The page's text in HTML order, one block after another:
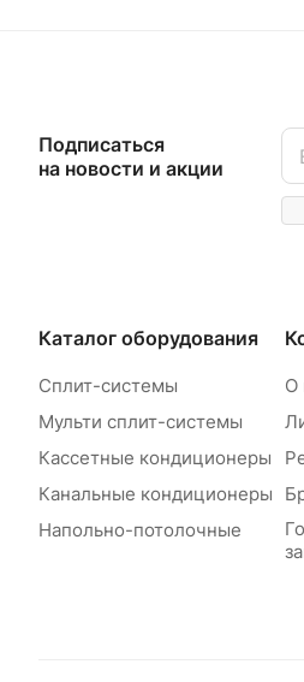
Подписаться
на новости и акции
Каталог оборудования
Сплит-системы
Мульти сплит-системы
Кассетные кондиционеры
Канальные кондиционеры
Напольно-потолочные
О